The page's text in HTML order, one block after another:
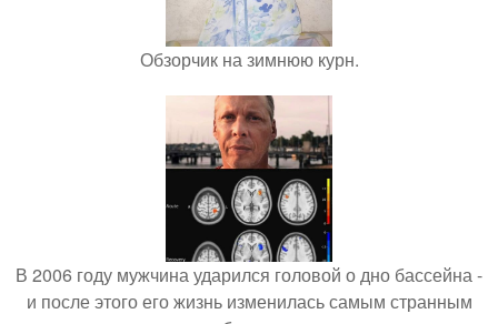
Обзорчик на зимнюю курн.
В 2006 году мужчина ударился головой о дно бассейна -
и после этого его жизнь изменилась самым странным